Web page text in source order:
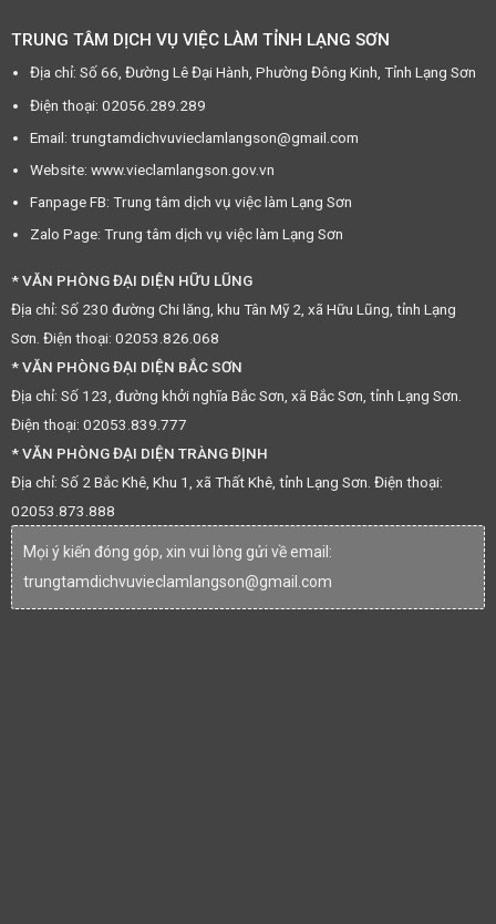
TRUNG TÂM DỊCH VỤ VIỆC LÀM TỈNH LẠNG SƠN
Địa chỉ: Số 66, Đường Lê Đại Hành, Phường Đông Kinh, Tỉnh Lạng Sơn
Điện thoại: 02056.289.289
Email: trungtamdichvuvieclamlangson@gmail.com
Website: www.vieclamlangson.gov.vn
Fanpage FB: Trung tâm dịch vụ việc làm Lạng Sơn
Zalo Page: Trung tâm dịch vụ việc làm Lạng Sơn
* VĂN PHÒNG ĐẠI DIỆN HỮU LŨNG
Địa chỉ: Số 230 đường Chi lăng, khu Tân Mỹ 2, xã Hữu Lũng, tỉnh Lạng
Sơn. Điện thoại: 02053.826.068
* VĂN PHÒNG ĐẠI DIỆN BẮC SƠN
Địa chỉ: Số 123, đường khởi nghĩa Bắc Sơn, xã Bắc Sơn, tỉnh Lạng Sơn.
Điện thoại: 02053.839.777
* VĂN PHÒNG ĐẠI DIỆN TRÀNG ĐỊNH
Địa chỉ: Số 2 Bắc Khê, Khu 1, xã Thất Khê, tỉnh Lạng Sơn. Điện thoại:
02053.873.888
Mọi ý kiến đóng góp, xin vui lòng gửi về email:
trungtamdichvuvieclamlangson@gmail.com